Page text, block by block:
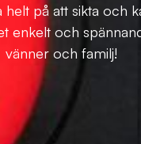
på att sikta och
enkelt och
vänner och familj!